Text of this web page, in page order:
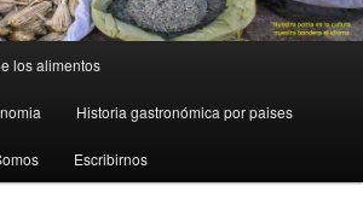
los alimentos
Historia gastronómica por paises
Escribirnos